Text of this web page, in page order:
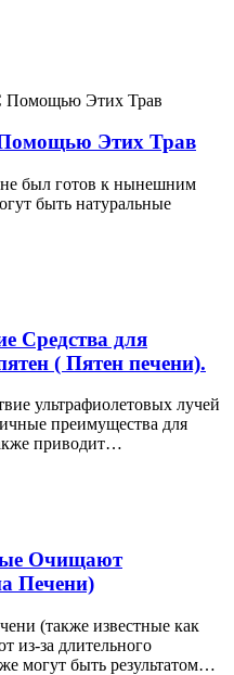
Этих Трав
был готов к нынешним
быть натуральные
Средства для
( Пятен печени).
ультрафиолетовых лучей
преимущества для
приводит…
Очищают
Печени)
(также известные как
из-за длительного
могут быть результатом…